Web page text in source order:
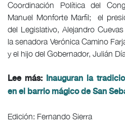
Coordinación Política del
Manuel Monforte Marfil; el
del Legislativo, Alejandro
la senadora Verónica Camino
y el hijo del Gobernador, Julián
Lee más:
Inauguran la
en el barrio mágico de San
Edición: Fernando Sierra